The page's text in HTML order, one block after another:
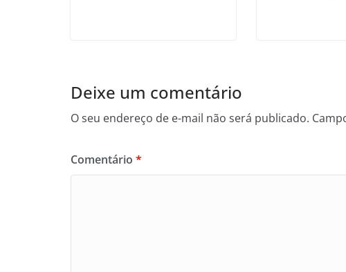
Deixe um comentário
O seu endereço de e-mail não será publicado.
Comentário *